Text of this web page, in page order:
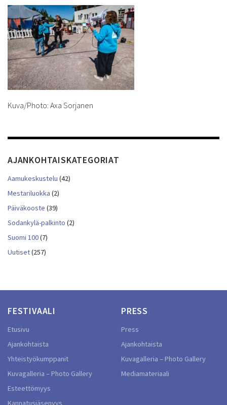
Kuva/Photo: Axa Sorjanen
AJANKOHTAISKATEGORIAT
Aamukeskustelu (42)
Mestariluokka (2)
Päiväkooste (39)
Sodankylä-palkinto (2)
Suomi 100(7)
Uutiset(257)
FESTIVAALI
Etusivu
Ajankohtaista
Yhteistyökumppanit
Kuvagalleria – Photo Gallery
Esteettömyys
Kannatusjäsenyys
PRESS
Press
Ajankohtaista
Kuvagalleria – Photo Gallery
Mediamateriaali